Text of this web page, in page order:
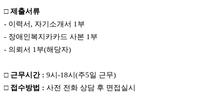
□ 제출서류
- 이력서, 자기소개서 1부
- 장애인복지카카드 사본 1부
- 의뢰서 1부(해당자)
□ 근무시간 : 9시-18시(주5일 근무)
□ 접수방법 : 사전 전화 상담 후 면접실시